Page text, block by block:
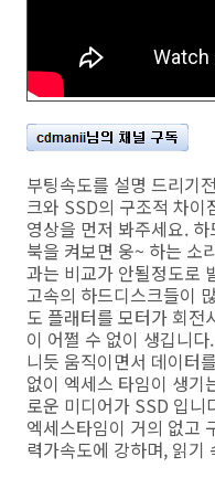
부팅속도를 설명 드리기
크와 SSD의 구조적 차이
영상을 먼저 봐주세요.
북을 켜보면 웅~ 하는 소
과는 비교가 안될정도로
고속의 하드디스크들이
도 플래터를 모터가 회전
이 어쩔 수 없이 생깁니
니듯 움직이면서 데이터
없이 엑세스 타임이 생기
로운 미디어가 SSD 입
엑세스타임이 거의 없고
력가속도에 강하며, 읽기